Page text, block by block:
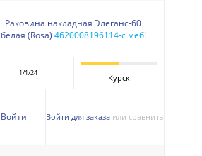
Раковина накладная Элеганс-60
белая (Rosa) 4620008196114-с меб!
1/1/24 Курск
Войти Войти для заказа или сравнить